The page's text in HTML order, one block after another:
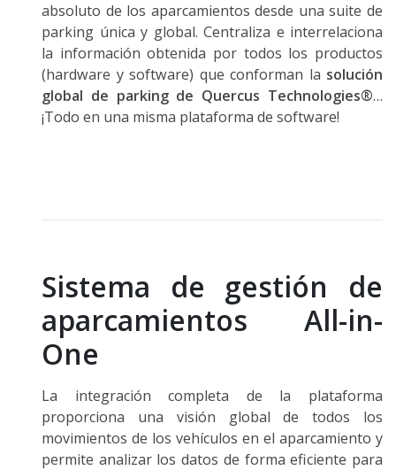
absoluto de los aparcamientos desde una suite de
parking única y global. Centraliza e interrelaciona
la información obtenida por todos los productos
(hardware y software) que conforman la solución
global de parking de Quercus Technologies®…
¡Todo en una misma plataforma de software!
Sistema de gestión de
aparcamientos All-in-
One
La integración completa de la plataforma
proporciona una visión global de todos los
movimientos de los vehículos en el aparcamiento y
permite analizar los datos de forma eficiente para